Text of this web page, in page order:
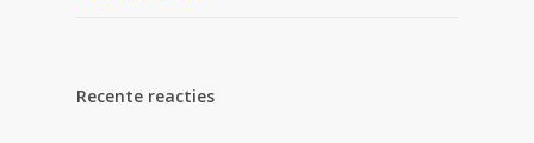
Recente reacties